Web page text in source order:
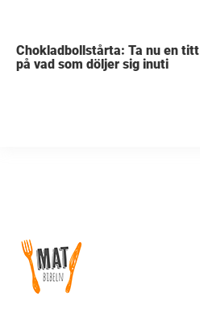
Chokladbollstårta: Ta nu en titt
på vad som döljer sig inuti